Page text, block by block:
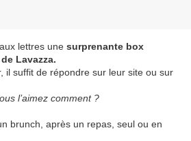
lettres une surprenante box
Lavazza.
il suffit de répondre sur leur site ou sur
l’aimez comment ?
brunch, après un repas, seul ou en